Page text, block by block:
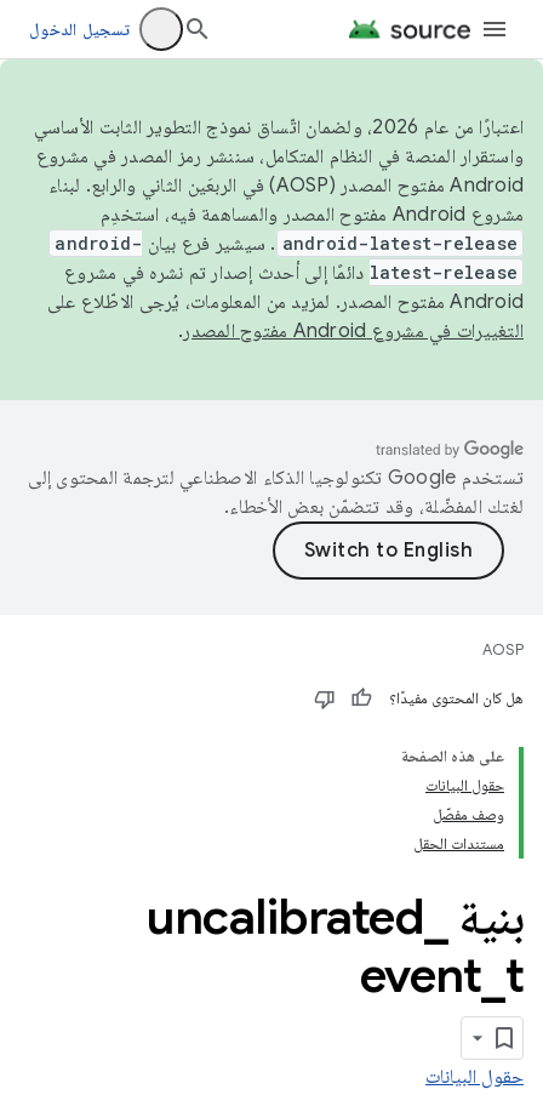
تسجيل الدخول
اعتبارًا من عام 2026، ولضمان اتّساق نموذج التطوير الثابت الأساسي
واستقرار المنصة في النظام المتكامل، سننشر رمز المصدر في مشروع
Android مفتوح المصدر (AOSP) في الربعَين الثاني والرابع. لبناء
مشروع Android مفتوح المصدر والمساهمة فيه، استخدِم
android-latest-release . سيشير فرع بيان android-
latest-release دائمًا إلى أحدث إصدار تم نشره في مشروع
Android مفتوح المصدر. لمزيد من المعلومات، يُرجى الاطّلاع على
التغييرات في مشروع Android مفتوح المصدر
.
تستخدم Google تكنولوجيا الذكاء الاصطناعي لترجمة المحتوى إلى
لغتك المفضّلة، وقد تتضمّن بعض الأخطاء.
AOSP
هل كان المحتوى مفيدًا؟
على هذه الصفحة
حقول البيانات
وصف مفصّل
مستندات الحقل
بنية uncalibrated
event t
حقول البيانات